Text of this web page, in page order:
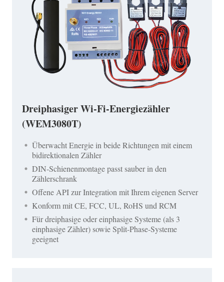
Dreiphasiger Wi-Fi-Energiezähler
(WEM3080T)
Überwacht Energie in beide Richtungen mit einem
bidirektionalen Zähler
DIN-Schienenmontage passt sauber in den
Zählerschrank
Offene API zur Integration mit Ihrem eigenen Server
Konform mit CE, FCC, UL, RoHS und RCM
Für dreiphasige oder einphasige Systeme (als 3
einphasige Zähler) sowie Split-Phase-Systeme
geeignet